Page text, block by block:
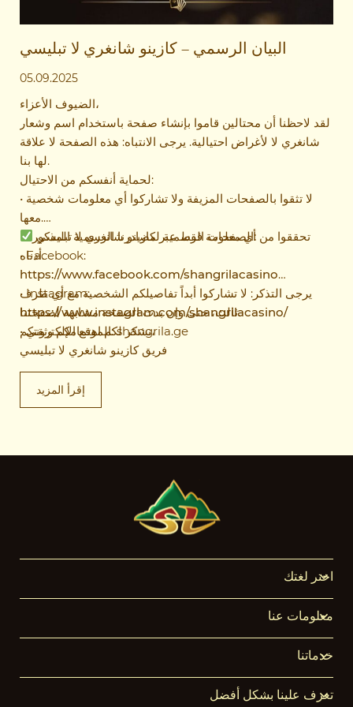
البيان الرسمي – كازينو شانغري لا تبليسي
05.09.2025
الضيوف الأعزاء،
لقد لاحظنا أن محتالين قاموا بإنشاء صفحة باستخدام اسم وشعار
شانغري لا لأغراض احتيالية. يرجى الانتباه: هذه الصفحة لا علاقة
لها بنا.
لحماية أنفسكم من الاحتيال:
• لا تثقوا بالصفحات المزيفة ولا تشاركوا أي معلومات شخصية
معها.
• تحققوا من أي معلومة فقط عبر مصادرنا الرسمية المذكورة
أدناه.
الصفحات الرسمية لكازينو شانغري لا تبليسي:
• Facebook:
https://www.facebook.com/shangrilacasino
• Instagram:
https://www.instagram.com/shangrilacasino/
• الموقع الإلكتروني: shangrila.ge
يرجى التذكر: لا تشاركوا أبداً تفاصيلكم الشخصية مع أي طرف
ثالث، حتى وإن بدت الصفحة مشابهة لصفحتنا.
نشكر لكم اهتمامكم وثقتكم،
فريق كازينو شانغري لا تبليسي
إقرأ المزيد
اختر لغتك
معلومات عنا
خدماتنا
تعرف علينا بشكل أفضل